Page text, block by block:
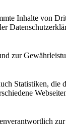
Inhalte von
Statistiken,